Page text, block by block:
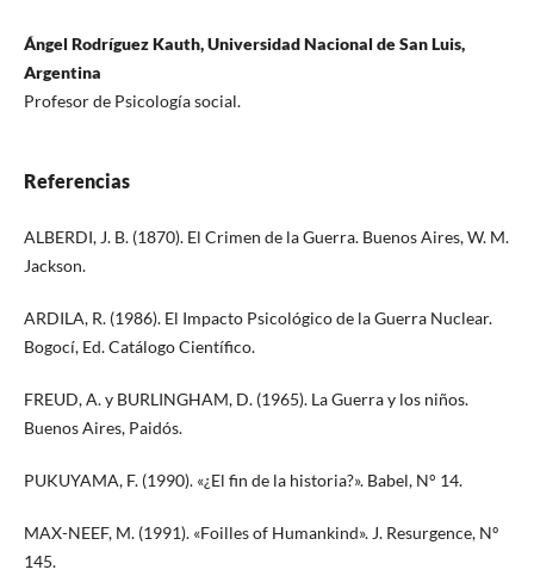
Ángel Rodríguez Kauth, Universidad Nacional de San Luis,
Argentina
Profesor de Psicología social.
Referencias
ALBERDI, J. B. (1870). El Crimen de la Guerra. Buenos Aires, W. M.
Jackson.
ARDILA, R. (1986). El Impacto Psicológico de la Guerra Nuclear.
Bogocí, Ed. Catálogo Científico.
FREUD, A. y BURLINGHAM, D. (1965). La Guerra y los niños.
Buenos Aires, Paidós.
PUKUYAMA, F. (1990). «¿El fin de la historia?». Babel, N° 14.
MAX-NEEF, M. (1991). «Foilles of Humankind». J. Resurgence, Nº
145.